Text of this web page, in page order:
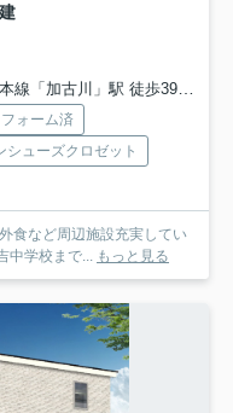
線「加古川」駅 徒歩39分
フォーム済
シューズクロゼット
食など周辺施設充実してい
中学校まで...
もっと見る